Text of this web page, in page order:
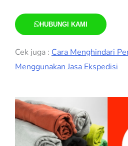
HUBUNGI KAMI
Cek juga : Cara Menghindari
Menggunakan Jasa Ekspedisi